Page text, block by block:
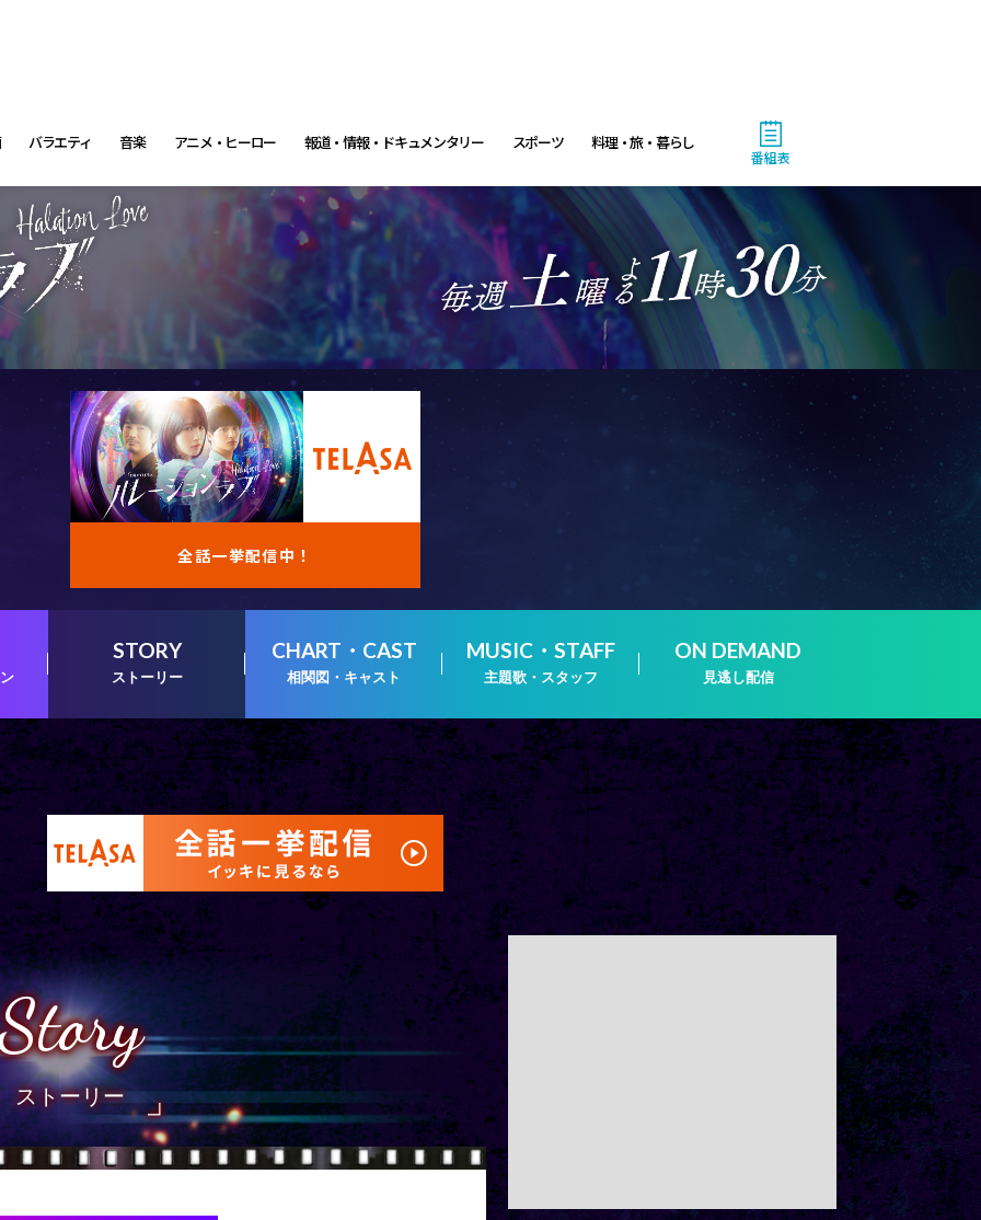
バラエティ 音楽 アニメ・ヒーロー 報道・情報・ドキュメンタリー スポーツ 料理・旅・暮らし
番組表
全話一挙配信中！
STORY
ストーリー
CHART・CAST
相関図・キャスト
MUSIC・STAFF
主題歌・スタッフ
ON DEMAND
見逃し配信
ストーリー
4:00
ワカコさんとマサルくんのお宅